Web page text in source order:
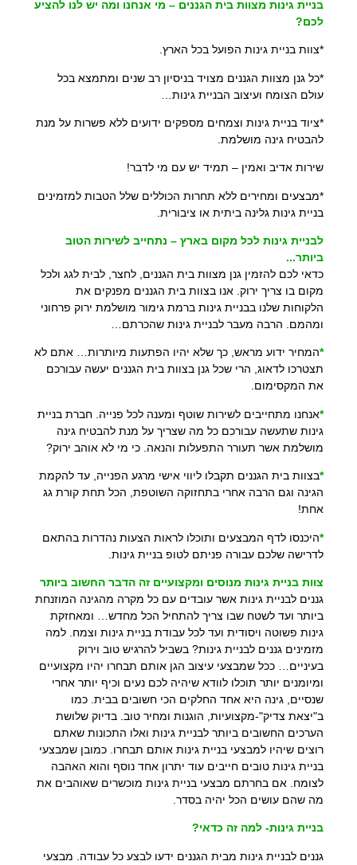
בניית גינות מצוות בית הגננים – מי אנחנו ומה יש לנו להציע
לכם?
*צוות בניית גינות הפועל בכל הארץ.
*כל גנן מצוות הגננים מצויד בניסיון רב שנים ומתמצא בכל
עולם הצומח ועיצוב הבניית גינות…
*ציוד בניית גינות וצמחים מספקים ידועים ללא פשרות על מנת
להבטיח גינה מושלמת.
שירות אדיב ואמין – תמיד יש עם מי לדבר!
*מבצעים ומחירים ללא תחרות הכוללים שלל הטבות למזמינים
בניית גינות גלינה ביתית או ציבורית.
לבניית גינות לכל מקום בארץ – נתחייב לשירות הטוב
ביותר...
כדאי לכם להזמין גנן מצוות בית הגננים, לחצר, לבית לגג ולכל
מקום בו צריך ירוק. אנו בצוות בית הגננים מפנקים את
הלקוחות שלנו בבניית גינות ברמת גימור מושלמת ירוק פרחוני
ומהמם. הרבה מעבר לבניית גינות שהכרתם…
*המחיר ידוע מראש, כך שלא יהיו הפתעות מיותרות… אתם לא
תצטרכו לדאוג, הרי שכל גנן בצוות בית הגננים יעשה עבורכם
את המקסימום.
*אנחנו מתחייבים לשירות שוטף ומענה לכל פנייה. חברת בניית
גינות שתעשה עבורכם כל מה שצריך על מנת להבטיח גינה
מושלמת אשר תעורר התפעלות והנאה. כי מי לא אוהב ירוק?
*בצוות בית הגננים תקבלו ליווי אישי מרגע הפנייה, עד להקמת
הגינה וגם הרבה אחרי בתחזוקה השוטפת, הכל תחת קורת גג
אחת!
*היכנסו לדף המבצעים ותוכלו לראות הצעות נהדרות בהתאם
לדרישה שלכם עבורה פניתם לטופ בניית גינות.
צוות בניית גינות מנוסים ומקצועיים זה הדבר החשוב ביותר
גננים לבניית גינות אשר עובדים עם כל מקרה מהגינה המוזנחת
ביותר ועד לשטח שבו צריך להתחיל הכל מחדש… ומאחזקת
גינות פשוטה ויסודית ועד לכל עבודת בניית גינות וצמח. למה
מזמינים גננים לבניית גינות? בשביל להרגיש טוב וירוק
בעיניים… ככל שמבצעי עיצוב הגן אותם תבחרו יהיו מקצועיים
ומיומנים יותר תוכלו לוודא שיהיה לכם נעים וכיף יותר אחרי
שנסיים, גינה היא אחד החלקים הכי חשובים בבית. כמו
ב"יצאת צדיק"-מקצועיות, הוגנות ומחיר טוב. בדיוק שלושת
הערכים החשובים ביותר לבניית גינות ואלו התכונות שאתם
רוצים שיהיו למבצעי בניית גינות אותם תבחרו. כמובן שמבצעי
בניית גינות טובים חייבים עוד יתרון אחד נוסף והוא האהבה
לצומח. אם בחרתם מבצעי בניית גינות מוכשרים שאוהבים את
מה שהם עושים הכל יהיה בסדר.
בניית גינות- למה זה כדאי?
גננים לבניית גינות מבית הגננים ידעו לבצע כל עבודה. מבצעי